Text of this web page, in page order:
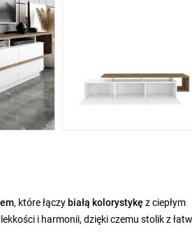
, które łączy białą kolorystykę z ciepłym
i harmonii, dzięki czemu stolik z